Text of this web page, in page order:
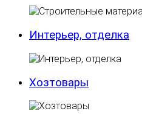
Интерьер, отделка
Хозтовары